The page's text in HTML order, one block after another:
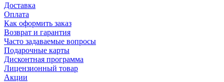
Доставка
Оплата
Как оформить заказ
Возврат и гарантия
Часто задаваемые вопросы
Подарочные карты
Дисконтная программа
Лицензионный товар
Акции